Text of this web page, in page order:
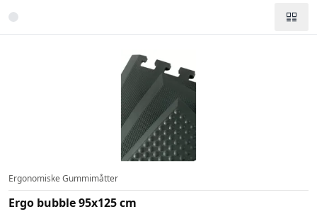
Ergonomiske Gummimåtter
Ergo bubble 95x125 cm